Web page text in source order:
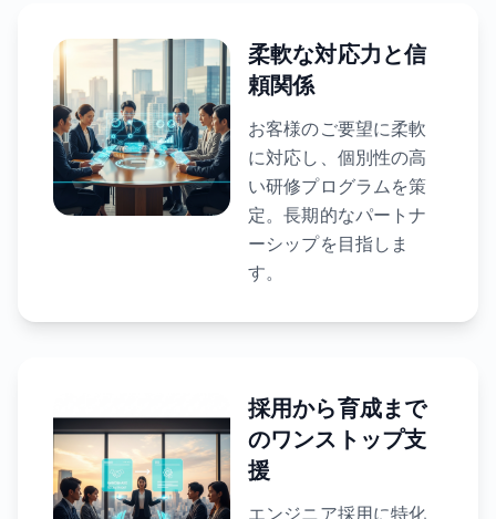
柔軟な対応力と信
頼関係
お客様のご要望に柔軟
に対応し、個別性の高
い研修プログラムを策
定。長期的なパートナ
ーシップを目指しま
す。
採用から育成まで
のワンストップ支
援
エンジニア採用に特化